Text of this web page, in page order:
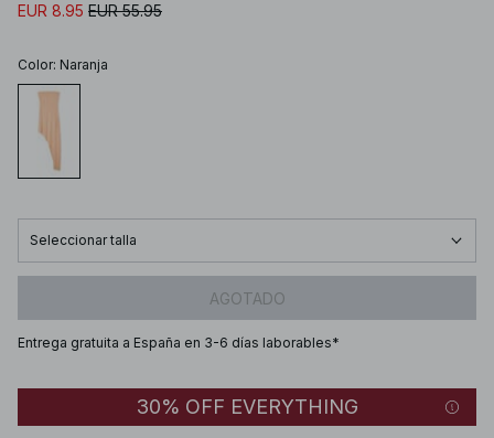
EUR 8.95 EUR 55.95
Color: Naranja
Seleccionar talla
AGOTADO
Entrega gratuita a España en 3-6 días laborables*
30% OFF EVERYTHING